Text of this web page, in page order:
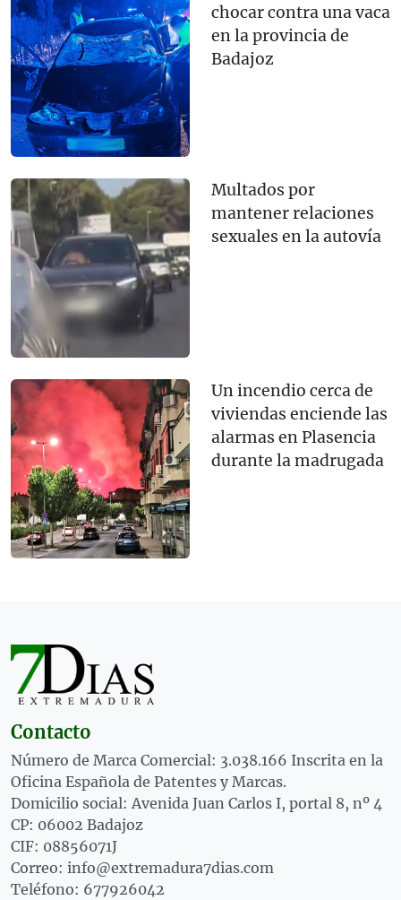
chocar contra una vaca
en la provincia de
Badajoz
Multados por
mantener relaciones
sexuales en la autovía
Un incendio cerca de
viviendas enciende las
alarmas en Plasencia
durante la madrugada
Contacto
Número de Marca Comercial: 3.038.166 Inscrita en la
Oficina Española de Patentes y Marcas.
Domicilio social: Avenida Juan Carlos I, portal 8, nº 4
CP: 06002 Badajoz
CIF: 08856071J
Correo: info@extremadura7dias.com
Teléfono: 677926042